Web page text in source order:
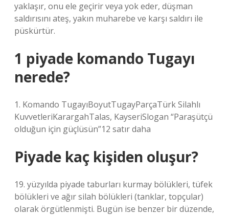
yaklaşır, onu ele geçirir veya yok eder, düşman
saldırısını ateş, yakın muharebe ve karşı saldırı ile
püskürtür.
1 piyade komando Tugayı
nerede?
1. Komando TugayıBoyutTugayParçaTürk Silahlı
KuvvetleriKarargahTalas, KayseriSlogan “Paraşütçü
olduğun için güçlüsün”12 satır daha
Piyade kaç kişiden oluşur?
19. yüzyılda piyade taburları kurmay bölükleri, tüfek
bölükleri ve ağır silah bölükleri (tanklar, topçular)
olarak örgütlenmişti. Bugün ise benzer bir düzende,